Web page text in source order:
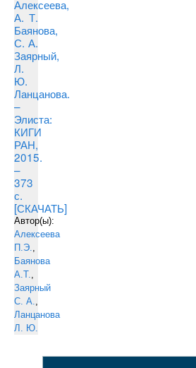
Алексеева,
А. Т.
Баянова,
С. А.
Заярный,
Л.
Ю.
Ланцанова.
–
Элиста:
КИГИ
РАН,
2015.
–
373
с.
[СКАЧАТЬ]
Автор(ы):
Алексеева
П.Э.,
Баянова
А.Т.,
Заярный
С. А.,
Ланцанова
Л. Ю.